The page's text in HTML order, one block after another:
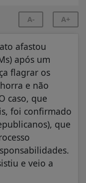
A- A+
afastou
após um
flagrar os
e não
caso, que
foi confirmado
que
e veio a